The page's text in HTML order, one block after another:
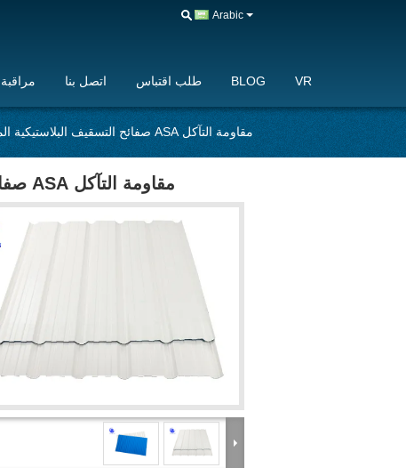
Arabic
اتصل بنا طلب اقتباس BLOG VR
مقاومة التآكل ASA صفائح التسقيف البلاستيكية المموجة التنظيف الذاتي
مقاومة التآكل ASA صفائح التسقيف البلاستيكية المموجة التنظيف الذاتي